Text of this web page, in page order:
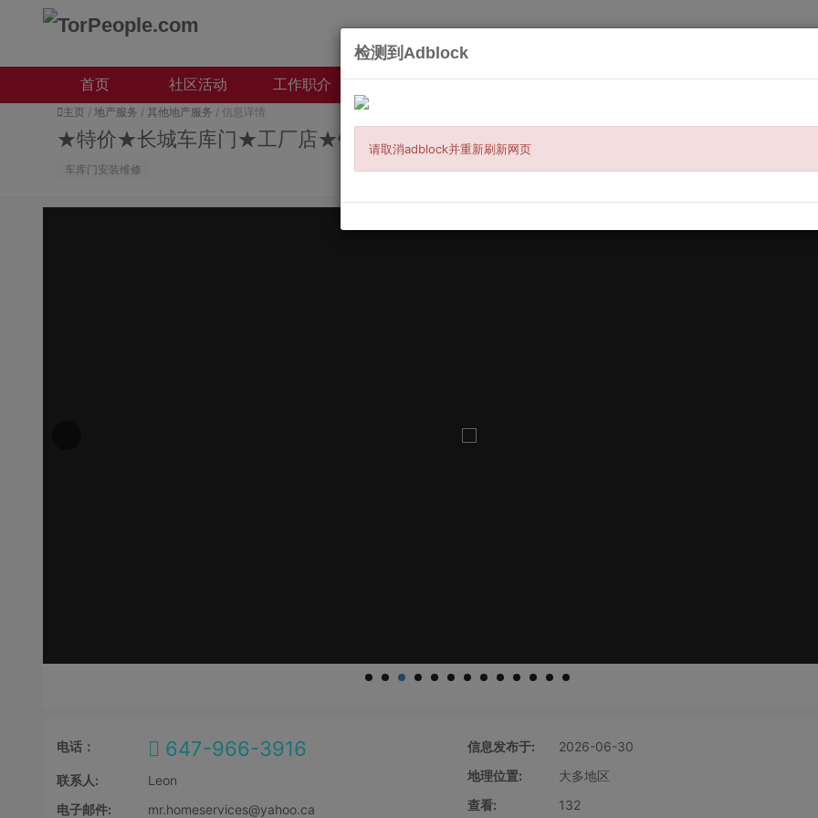
首页 社区活动 工作职介 本地服务 买与卖 汽车相关 宠物与钓鱼 房
主页 / 地产服务 / 其他地产服务 / 信息详情
★特价★长城车库门★工厂店★销售/安装/紧急维修（欢迎参观本地展厅享受更多优惠
车库门安装维修
电话： 647-966-3916
联系人:
Leon
电子邮件:
mr.homeservices@yahoo.ca
信息发布于:
2026-06-30
地理位置:
大多地区
查看:
132
检测到Adblock
请取消adblock并重新刷新网页